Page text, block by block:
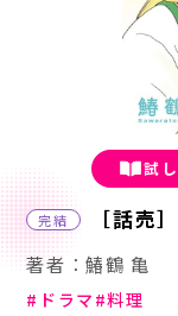
試
完結 ［話売
著者：鰆鶴 亀
ドラマ
料理